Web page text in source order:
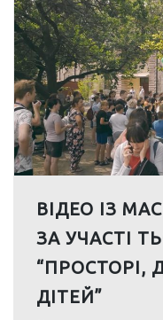
ВІДЕО ІЗ
ЗА УЧАСТІ
“ПРОСТОРІ,
ДІТЕЙ”